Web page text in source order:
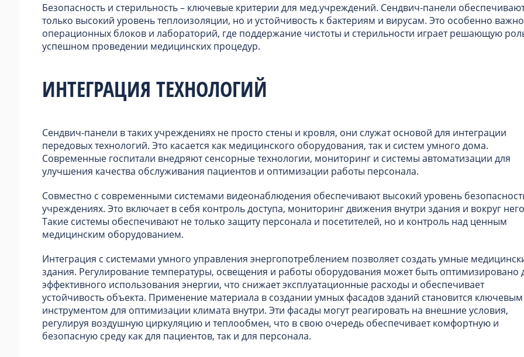
Безопасность и стерильность – ключевые критерии для мед.учреждений. Сендвич-панели
только высокий уровень теплоизоляции, но и устойчивость к бактериям и вирусам. Это особенно
операционных блоков и лабораторий, где поддержание чистоты и стерильности играет решающую
успешном проведении медицинских процедур.
ИНТЕГРАЦИЯ ТЕХНОЛОГИЙ
Сендвич-панели в таких учреждениях не просто стены и кровля, они служат основой для интеграции
передовых технологий. Это касается как медицинского оборудования, так и систем умного дома.
Современные госпитали внедряют сенсорные технологии, мониторинг и системы автоматизации для
улучшения качества обслуживания пациентов и оптимизации работы персонала.
Совместно с современными системами видеонаблюдения обеспечивают высокий уровень
учреждениях. Это включает в себя контроль доступа, мониторинг движения внутри здания и вокруг
Такие системы обеспечивают не только защиту персонала и посетителей, но и контроль над ценным
медицинским оборудованием.
Интеграция с системами умного управления энергопотреблением позволяет создать умные
здания. Регулирование температуры, освещения и работы оборудования может быть оптимизировано
эффективного использования энергии, что снижает эксплуатационные расходы и обеспечивает
устойчивость объекта. Применение материала в создании умных фасадов зданий становится ключевым
инструментом для оптимизации климата внутри. Эти фасады могут реагировать на внешние условия,
регулируя воздушную циркуляцию и теплообмен, что в свою очередь обеспечивает комфортную и
безопасную среду как для пациентов, так и для персонала.